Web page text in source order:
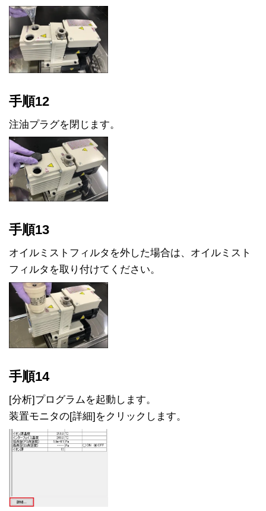
手順12
注油プラグを閉じます。
手順13
オイルミストフィルタを外した場合は、オイルミスト
フィルタを取り付けてください。
手順14
[分析]プログラムを起動します。
装置モニタの[詳細]をクリックします。